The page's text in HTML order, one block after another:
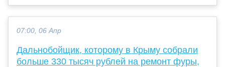
07:00, 06 Апр
Дальнобойщик, которому в Крыму собрали
больше 330 тысяч рублей на ремонт фуры,